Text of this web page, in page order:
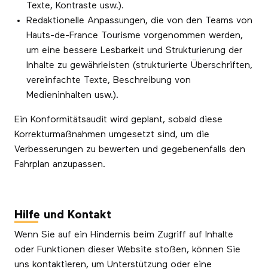
Texte, Kontraste usw.).
Redaktionelle Anpassungen, die von den Teams von
Hauts-de-France Tourisme vorgenommen werden,
um eine bessere Lesbarkeit und Strukturierung der
Inhalte zu gewährleisten (strukturierte Überschriften,
vereinfachte Texte, Beschreibung von
Medieninhalten usw.).
Ein Konformitätsaudit wird geplant, sobald diese
Korrekturmaßnahmen umgesetzt sind, um die
Verbesserungen zu bewerten und gegebenenfalls den
Fahrplan anzupassen.
Hilfe und Kontakt
Wenn Sie auf ein Hindernis beim Zugriff auf Inhalte
oder Funktionen dieser Website stoßen, können Sie
uns kontaktieren, um Unterstützung oder eine